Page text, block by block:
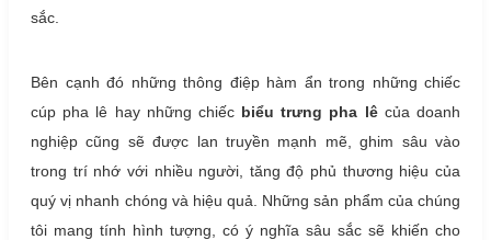
sắc.
Bên cạnh đó những thông điệp hàm ẩn trong những chiếc
cúp pha lê hay những chiếc biểu trưng pha lêcủa doanh
nghiệp cũng sẽ được lan truyền mạnh mẽ, ghim sâu vào
trong trí nhớ với nhiều người, tăng độ phủ thương hiệu của
quý vị nhanh chóng và hiệu quả. Những sản phẩm của chúng
tôi mang tính hình tượng, có ý nghĩa sâu sắc sẽ khiến cho